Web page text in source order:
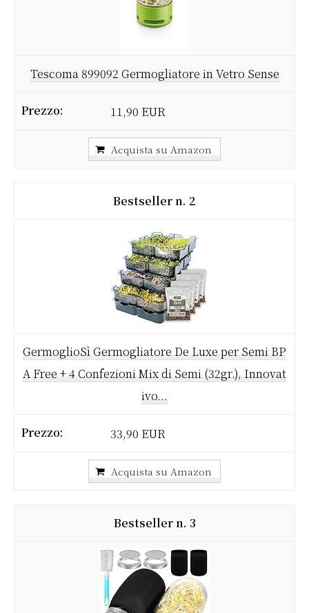
Tescoma 899092 Germogliatore in Vetro Sense
11,90 EUR
Acquista su Amazon
2
GermoglioSì Germogliatore De Luxe per Semi BP
A Free + 4 Confezioni Mix di Semi (32gr.), Innovat
ivo...
33,90 EUR
Acquista su Amazon
3